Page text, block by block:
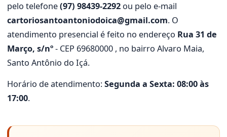
pelo telefone(97) 98439-2292 ou pelo e-mail
cartoriosantoantoniodoica@gmail.com. O
atendimento presencial é feito no endereço Rua 31 de
Março, s/nº- CEP 69680000 , no bairro Alvaro Maia,
Santo Antônio do Içá.
Horário de atendimento:Segunda a Sexta: 08:00 às
17:00.